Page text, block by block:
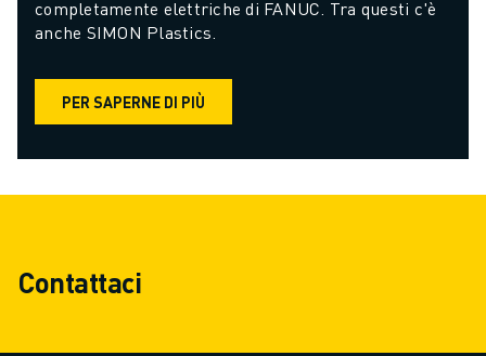
completamente elettriche di FANUC. Tra questi c'è
anche SIMON Plastics.
PER SAPERNE DI PIÙ
Contattaci